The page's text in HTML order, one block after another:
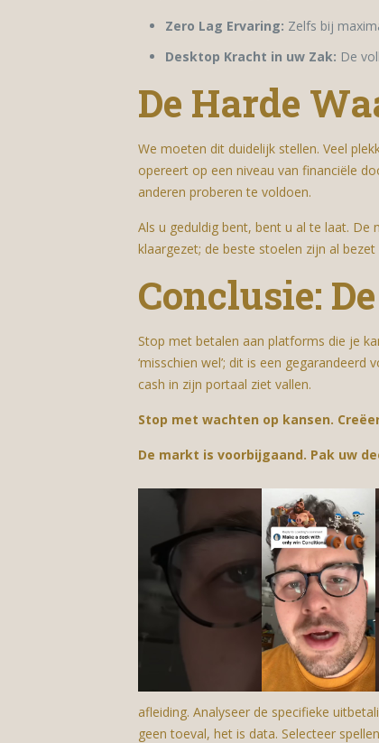
Zero Lag Ervaring: Zelfs bij
Desktop Kracht in uw Zak: De
De Harde
We moeten dit duidelijk stellen. Veel
opereert op een niveau van financiële
anderen proberen te voldoen.
Als u geduldig bent, bent u al te laat.
klaargezet; de beste stoelen zijn al
Conclusie:
Stop met betalen aan platforms die je
‘misschien wel’; dit is een
cash in zijn portaal ziet vallen.
Stop met wachten op kansen.
De markt is voorbijgaand. Pak uw
afleiding. Analyseer de specifieke
geen toeval, het is data. Selecteer